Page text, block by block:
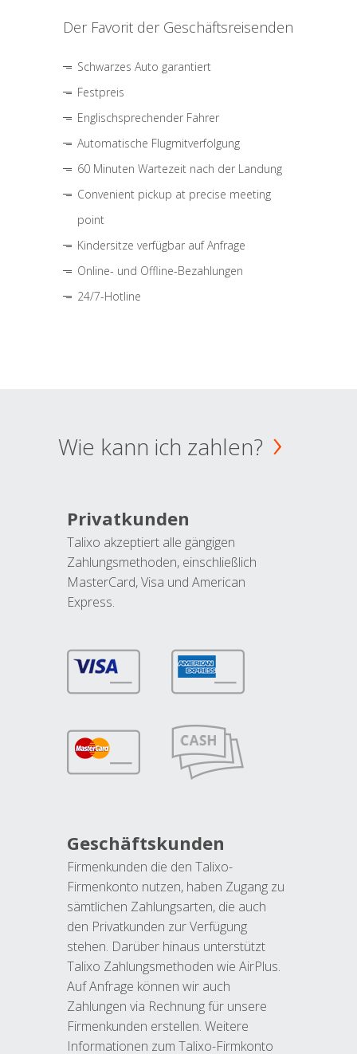
Der Favorit der Geschäftsreisenden
Schwarzes Auto garantiert
Festpreis
Englischsprechender Fahrer
Automatische Flugmitverfolgung
60 Minuten Wartezeit nach der Landung
Convenient pickup at precise meeting
point
Kindersitze verfügbar auf Anfrage
Online- und Offline-Bezahlungen
24/7-Hotline
Wie kann ich zahlen?
Privatkunden
Talixo akzeptiert alle gängigen
Zahlungsmethoden, einschließlich
MasterCard, Visa und American
Express.
Geschäftskunden
Firmenkunden die den Talixo-
Firmenkonto nutzen, haben Zugang zu
sämtlichen Zahlungsarten, die auch
den Privatkunden zur Verfügung
stehen. Darüber hinaus unterstützt
Talixo Zahlungsmethoden wie AirPlus.
Auf Anfrage können wir auch
Zahlungen via Rechnung für unsere
Firmenkunden erstellen. Weitere
Informationen zum Talixo-Firmkonto